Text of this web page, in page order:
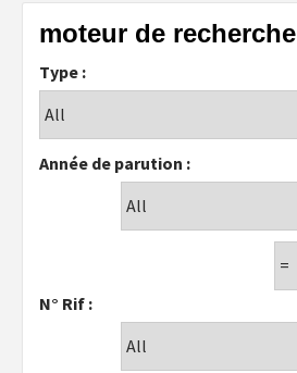
moteur de recherche
Type :
Année de parution :
N° Rif :